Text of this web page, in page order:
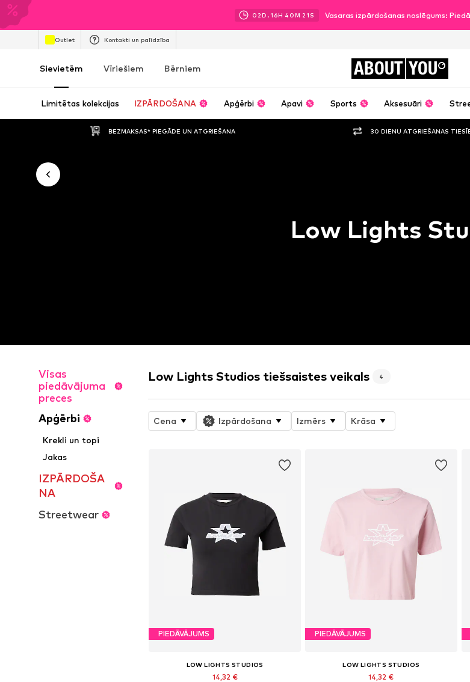
02D.16H 40M 20 S Vasaras izpārdošanas noslēgums:
Outlet Kontakti un palīdzība
Sievietēm Vīriešiem Bērniem ABOUT YOU
Limitētas kolekcijas IZPĀRDOŠANA Apģērbi Apavi Sports Aksesuāri
BEZMAKSAS* PIEGĀDE UN ATGRIEŠANA 30 DIENU ATGRIEŠANAS
Low Lights
Visas
piedāvājuma
preces
Apģērbi
Krekli un topi
Jakas
IZPĀRDOŠA
NA
Streetwear
Low Lights Studios tiešsaistes veikals 4
Cena Izpārdošana Izmērs Krāsa
PIEDĀVĀJUMS
LOW LIGHTS STUDIOS
14,32 €
PIEDĀVĀJUMS
LOW LIGHTS STUDIOS
14,32 €